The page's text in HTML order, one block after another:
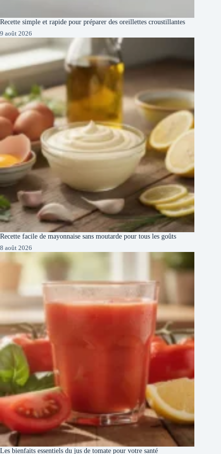
Recette simple et rapide pour préparer des oreillettes croustillantes
9 août 2026
Recette facile de mayonnaise sans moutarde pour tous les goûts
8 août 2026
Les bienfaits essentiels du jus de tomate pour votre santé